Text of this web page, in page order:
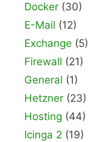
Docker (30)
E-Mail (12)
Exchange (5)
Firewall (21)
General (1)
Hetzner (23)
Hosting (44)
Icinga 2 (19)